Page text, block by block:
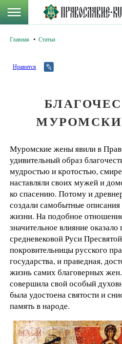
Главная Статьи
Нравится
Муромские жены явили в
удивительный образ
мудростью и кротостью,
наставляли своих мужей и
ко спасению. Потому и
создали самобытные описания
жизни. На подобное
значительное влияние оказало
средневековой Руси
покровительницы русского
государства, и праведная,
жизнь самих благоверных
совершила свой особый
была удостоена святости и
память в народе.